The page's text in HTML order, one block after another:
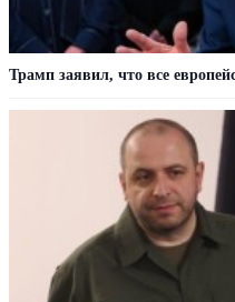
Трамп заявил, что все